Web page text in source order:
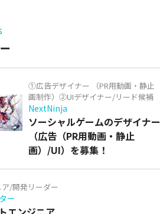
①広告デザイナー （PR用動画・静止
画制作）②UIデザイナー/リード候補
NextNinja
ソーシャルゲームのデザイナー
（広告（PR用動画・静止
画）/UI）を募集！
/開発リーダー
ー